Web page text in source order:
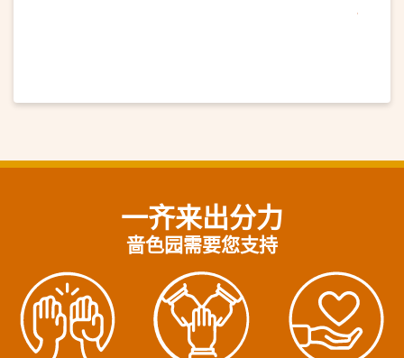
一齐来出分力
啬色园需要您支持